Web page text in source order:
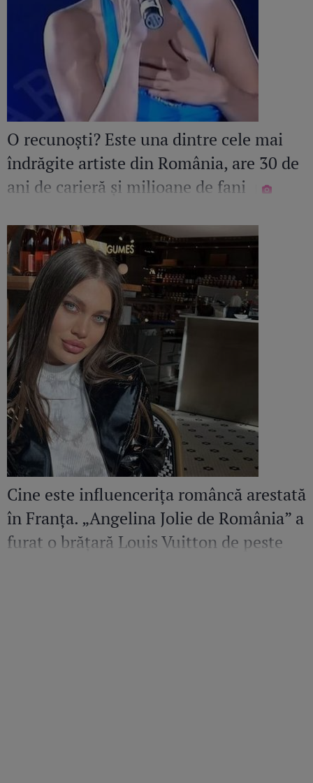
O recunoști? Este una dintre cele mai
îndrăgite artiste din România, are 30 de
ani de carieră și milioane de fani
Cine este influencerița româncă arestată
în Franța. „Angelina Jolie de România” a
furat o brățară Louis Vuitton de peste